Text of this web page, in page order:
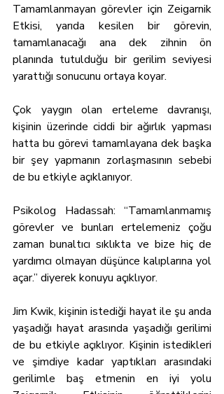
Tamamlanmayan görevler için Zeigarnik
Etkisi, yarıda kesilen bir görevin,
tamamlanacağı ana dek zihnin ön
planında tutulduğu bir gerilim seviyesi
yarattığı sonucunu ortaya koyar.
Çok yaygın olan erteleme davranışı,
kişinin üzerinde ciddi bir ağırlık yapması
hatta bu görevi tamamlayana dek başka
bir şey yapmanın zorlaşmasının sebebi
de bu etkiyle açıklanıyor.
Psikolog Hadassah: “Tamamlanmamış
görevler ve bunları ertelemeniz çoğu
zaman bunaltıcı sıklıkta ve bize hiç de
yardımcı olmayan düşünce kalıplarına yol
açar.” diyerek konuyu açıklıyor.
Jim Kwik, kişinin istediği hayat ile şu anda
yaşadığı hayat arasında yaşadığı gerilimi
de bu etkiyle açıklıyor. Kişinin istedikleri
ve şimdiye kadar yaptıkları arasındaki
gerilimle baş etmenin en iyi yolu